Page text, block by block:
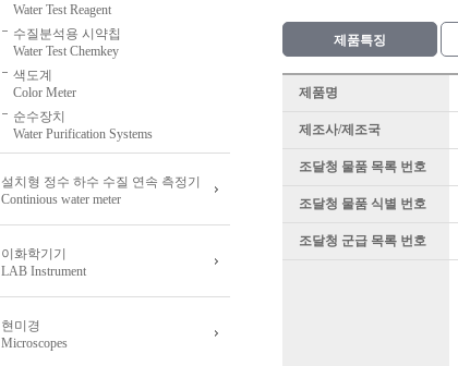
Water Test Reagent
수질분석용 시약칩
Water Test Chemkey
색도계
Color Meter
순수장치
Water Purification Systems
설치형 정수 하수 수질 연속 측정기
Continious water meter
이화학기기
LAB Instrument
현미경
Microscopes
제품특징
제품명
제조사/제조국
조달청 물품 목록 번호
조달청 물품 식별 번호
조달청 군급 목록 번호